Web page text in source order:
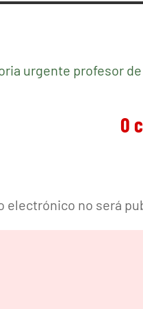
urgente profesor
0
electrónico no será